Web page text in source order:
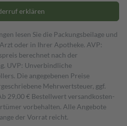
erklären
lesen Sie die Packungsbeilage und
oder in Ihrer Apotheke. AVP:
berechnet nach der
UVP: Unverbindliche
Die angegebenen Preise
Mehrwertsteuer, ggf.
29,00 € Bestell­wert versand­kosten­
vorbehalten. Alle Angebote
der Vorrat reicht.